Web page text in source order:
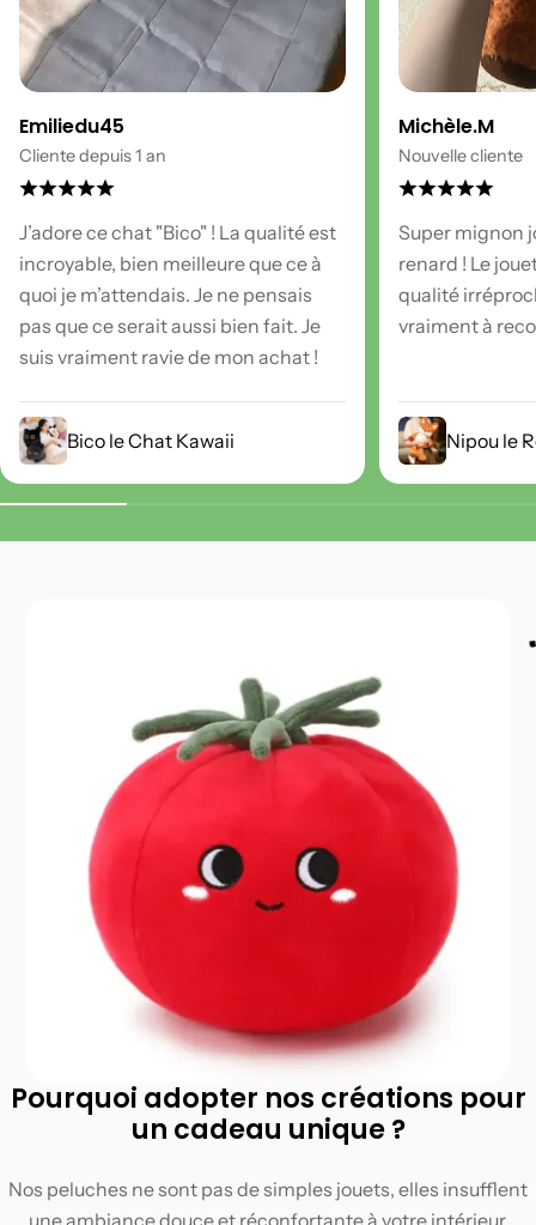
Emiliedu45
Cliente depuis 1 an
J’adore ce chat "Bico" ! La qualité est
incroyable, bien meilleure que ce à
quoi je m’attendais. Je ne pensais
pas que ce serait aussi bien fait. Je
suis vraiment ravie de mon achat !
Bico le Chat Kawaii
Michèle.M
Nouvelle cliente
Super mignon
renard ! Le
qualité
vraiment à
Nipou le
G
É
R
A
L
D
I
N
E
L
A
T
O
M
A
T
E
-
P
E
L
U
C
H
E
A
V
E
N
U
E
-
Pourquoi adopter nos créations pour
un cadeau unique ?
Nos peluches ne sont pas de simples jouets, elles insufflent